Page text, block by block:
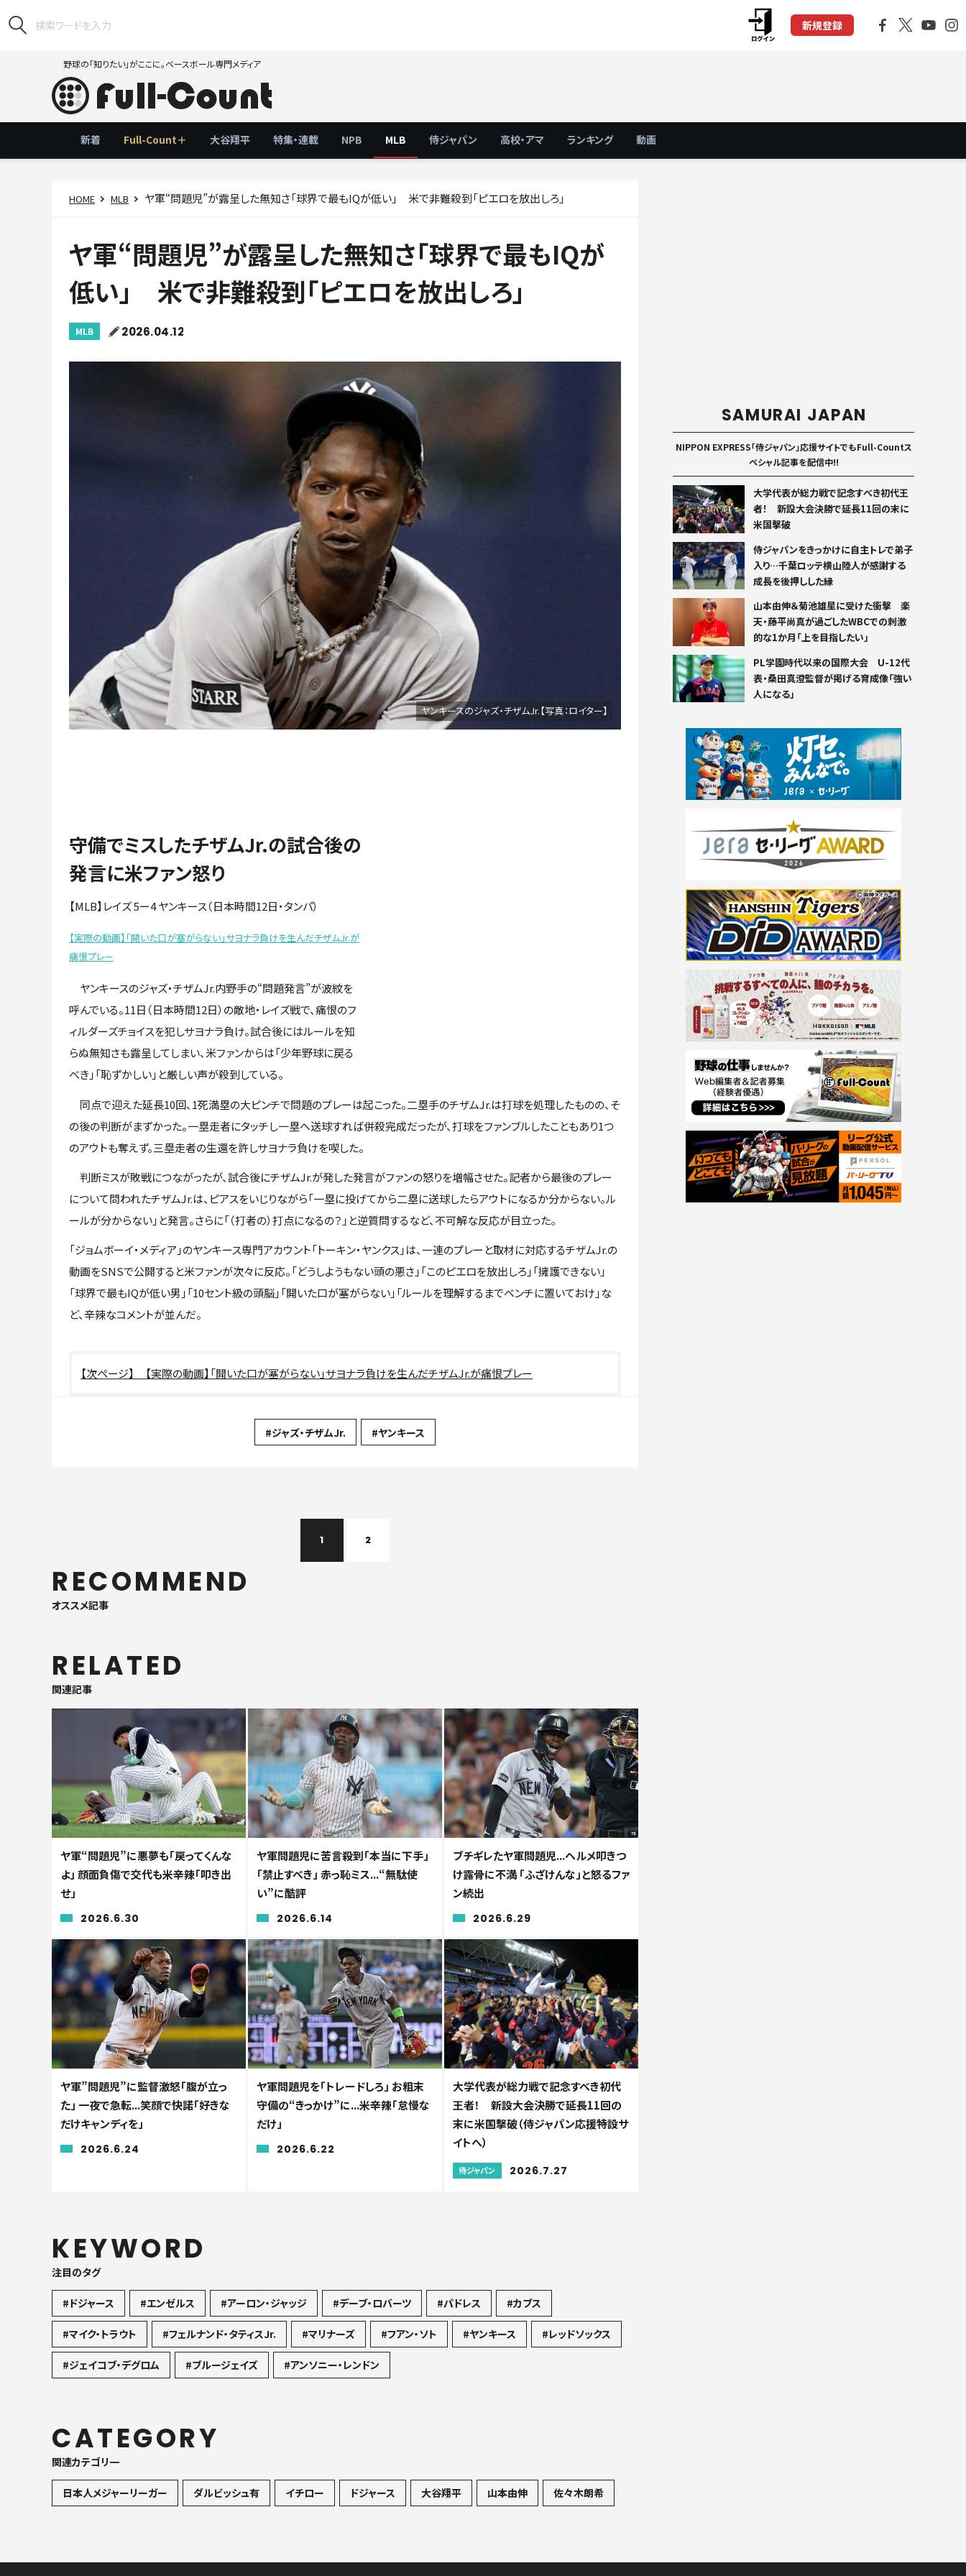
新規登録
野球の「知りたい」がここに。ベースボール専門メディア
新着 Full-Count＋ 大谷翔平 特集・連載 NPB MLB 侍ジャパン 高校・アマ ランキング 動画
HOME MLB ヤ軍“問題児”が露呈した無知さ「球界で最もIQが低い」 米で非難殺到「ピエロを放出しろ」
ヤ軍“問題児”が露呈した無知さ「球界で最もIQが
低い」 米で非難殺到「ピエロを放出しろ」
MLB 2026.04.12
ヤンキースのジャズ・チザムJr.【写真：ロイター】
守備でミスしたチザムJr.の試合後の
発言に米ファン怒り
【MLB】レイズ 5ー4 ヤンキース（日本時間12日・タンパ）
【実際の動画】「開いた口が塞がらない」サヨナラ負けを生んだチザムJr.が
痛恨プレー
ヤンキースのジャズ・チザムJr.内野手の“問題発言”が波紋を
呼んでいる。11日（日本時間12日）の敵地・レイズ戦で、痛恨のフ
ィルダーズチョイスを犯しサヨナラ負け。試合後にはルールを知
らぬ無知さも露呈してしまい、米ファンからは「少年野球に戻る
べき」「恥ずかしい」と厳しい声が殺到している。
同点で迎えた延長10回、1死満塁の大ピンチで問題のプレーは起こった。二塁手のチザムJr.は打球を処理したものの、そ
の後の判断がまずかった。一塁走者にタッチし一塁へ送球すれば併殺完成だったが、打球をファンブルしたこともあり1つ
のアウトも奪えず。三塁走者の生還を許しサヨナラ負けを喫した。
判断ミスが敗戦につながったが、試合後にチザムJr.が発した発言がファンの怒りを増幅させた。記者から最後のプレー
について問われたチザムJr.は、ピアスをいじりながら「一塁に投げてから二塁に送球したらアウトになるか分からない。ル
ールが分からない」と発言。さらに「（打者の）打点になるの？」と逆質問するなど、不可解な反応が目立った。
「ジョムボーイ・メディア」のヤンキース専門アカウント「トーキン・ヤンクス」は、一連のプレーと取材に対応するチザムJr.の
動画をSNSで公開すると米ファンが次々に反応。「どうしようもない頭の悪さ」「このピエロを放出しろ」「擁護できない」
「球界で最もIQが低い男」「10セント級の頭脳」「開いた口が塞がらない」「ルールを理解するまでベンチに置いておけ」な
ど、辛辣なコメントが並んだ。
【実際の動画】「開いた口が塞がらない」サヨナラ負けを生んだチザムJr.が痛恨プレー
#ジャズ・チザムJr. #ヤンキース
1 2
RECOMMEND
オススメ記事
RELATED
関連記事
ヤ軍“問題児”に悪夢も「戻ってくんな
よ」 顔面負傷で交代も米辛辣「叩き出
せ」
2026.6.30
ヤ軍問題児に苦言殺到「本当に下手」
「禁止すべき」 赤っ恥ミス...“無駄使
い”に酷評
2026.6.14
ブチギレたヤ軍問題児...ヘルメ叩きつ
け露骨に不満 「ふざけんな」と怒るファ
ン続出
2026.6.29
ヤ軍”問題児”に監督激怒「腹が立っ
た」 一夜で急転...笑顔で快諾「好きな
だけキャンディを」
2026.6.24
ヤ軍問題児を「トレードしろ」 お粗末
守備の“きっかけ”に...米辛辣「怠慢な
だけ」
2026.6.22
大学代表が総力戦で記念すべき初代
王者！ 新設大会決勝で延長11回の
末に米国撃破（侍ジャパン応援特設サ
イトへ）
侍ジャパン 2026.7.27
KEYWORD
注目のタグ
#ドジャース #エンゼルス #アーロン・ジャッジ #デーブ・ロバーツ #パドレス #カブス
#マイク・トラウト #フェルナンド・タティスJr. #マリナーズ #フアン・ソト #ヤンキース #レッドソックス
#ジェイコブ・デグロム #ブルージェイズ #アンソニー・レンドン
CATEGORY
関連カテゴリ一
日本人メジャーリーガー ダルビッシュ有 イチロー ドジャース 大谷翔平 山本由伸 佐々木朗希
SAMURAI JAPAN
NIPPON EXPRESS「侍ジャパン」応援サイトでもFull-Countス
ペシャル記事を配信中!!
大学代表が総力戦で記念すべき初代王
者！ 新設大会決勝で延長11回の末に
米国撃破
侍ジャパンをきっかけに自主トレで弟子
入り…千葉ロッテ横山陸人が感謝する
成長を後押しした縁
山本由伸＆菊池雄星に受けた衝撃 楽
天・藤平尚真が過ごしたWBCでの刺激
的な1か月「上を目指したい」
PL学園時代以来の国際大会 U-12代
表・桑田真澄監督が掲げる育成像「強い
人になる」